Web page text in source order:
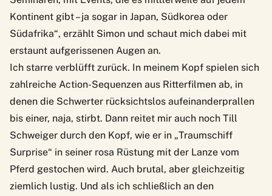
Kontinent gibt – ja sogar in Japan, Südkorea oder
Südafrika“, erzählt Simon und schaut mich dabei mit
erstaunt aufgerissenen Augen an.
Ich starre verblüfft zurück. In meinem Kopf spielen sich
zahlreiche Action-Sequenzen aus Ritterfilmen ab, in
denen die Schwerter rücksichtslos aufeinanderprallen
bis einer, naja, stirbt. Dann reitet mir auch noch Till
Schweiger durch den Kopf, wie er in „Traumschiff
Surprise“ in seiner rosa Rüstung mit der Lanze vom
Pferd gestochen wird. Auch brutal, aber gleichzeitig
ziemlich lustig. Und als ich schließlich an den